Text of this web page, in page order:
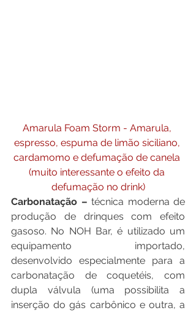
Amarula Foam Storm - Amarula,
espresso, espuma de limão siciliano,
cardamomo e defumação de canela
(muito interessante o efeito da
defumação no drink)
Carbonatação – técnica moderna de
produção de drinques com efeito
gasoso. No NOH Bar, é utilizado um
equipamento importado,
desenvolvido especialmente para a
carbonatação de coquetéis, com
dupla válvula (uma possibilita a
inserção do gás carbônico e outra, a